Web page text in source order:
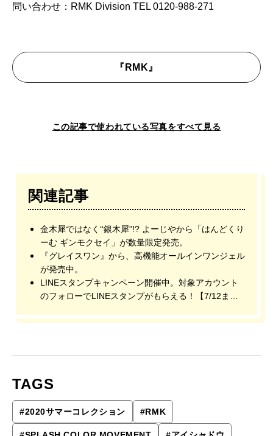
問い合わせ：RMK Division TEL 0120-988-271
『RMK』
この記事で使われている写真をすべて見る
関連記事
金木犀ではなく‘‘銀木犀”!? よーじやから「はんどくり
ーむ ギンモクセイ」が数量限定発売。
『グレイスワン』から、高機能オールインワンジェル
が発売中。
LINEスタンプキャンペーン開催中。対象アカウント
のフォローでLINEスタンプがもらえる！【7/12ま
TAGS
#2020サマーコレクション #RMK